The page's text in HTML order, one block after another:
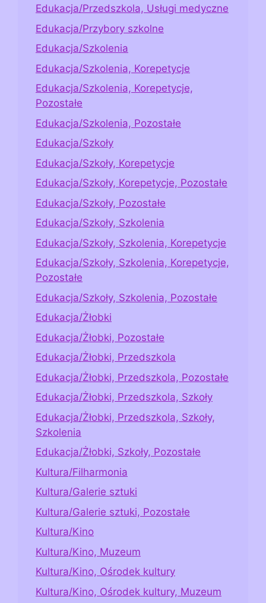
Edukacja/Przedszkola, Usługi medyczne
Edukacja/Przybory szkolne
Edukacja/Szkolenia
Edukacja/Szkolenia, Korepetycje
Edukacja/Szkolenia, Korepetycje,
Pozostałe
Edukacja/Szkolenia, Pozostałe
Edukacja/Szkoły
Edukacja/Szkoły, Korepetycje
Edukacja/Szkoły, Korepetycje, Pozostałe
Edukacja/Szkoły, Pozostałe
Edukacja/Szkoły, Szkolenia
Edukacja/Szkoły, Szkolenia, Korepetycje
Edukacja/Szkoły, Szkolenia, Korepetycje,
Pozostałe
Edukacja/Szkoły, Szkolenia, Pozostałe
Edukacja/Żłobki
Edukacja/Żłobki, Pozostałe
Edukacja/Żłobki, Przedszkola
Edukacja/Żłobki, Przedszkola, Pozostałe
Edukacja/Żłobki, Przedszkola, Szkoły
Edukacja/Żłobki, Przedszkola, Szkoły,
Szkolenia
Edukacja/Żłobki, Szkoły, Pozostałe
Kultura/Filharmonia
Kultura/Galerie sztuki
Kultura/Galerie sztuki, Pozostałe
Kultura/Kino
Kultura/Kino, Muzeum
Kultura/Kino, Ośrodek kultury
Kultura/Kino, Ośrodek kultury, Muzeum